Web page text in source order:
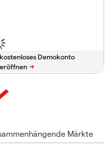
Märkte